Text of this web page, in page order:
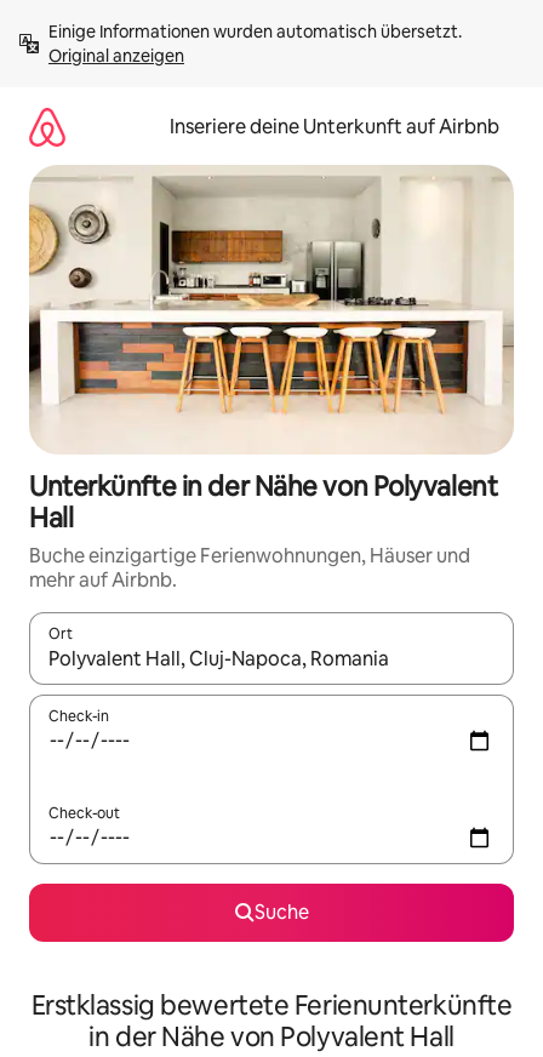
Inhalten
springenOriginal anzeigen
Inseriere deine Unterkunft auf Airbnb
Unterkünfte in der Nähe von Polyvalent
Hall
Buche einzigartige Ferienwohnungen, Häuser und
mehr auf Airbnb.
Ort
Wenn Ergebnisse verfügbar sind, navigiere mit den
Check-in
Check-out
Suche
Erstklassig bewertete Ferienunterkünfte
in der Nähe von Polyvalent Hall